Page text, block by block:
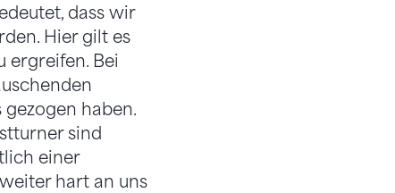
dass wir
Hier gilt es
ergreifen. Bei
haben.
sind
einer
hart an uns